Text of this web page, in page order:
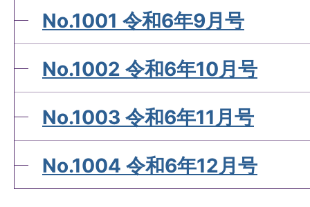
No.1001 令和6年9月号
No.1002 令和6年10月号
No.1003 令和6年11月号
No.1004 令和6年12月号